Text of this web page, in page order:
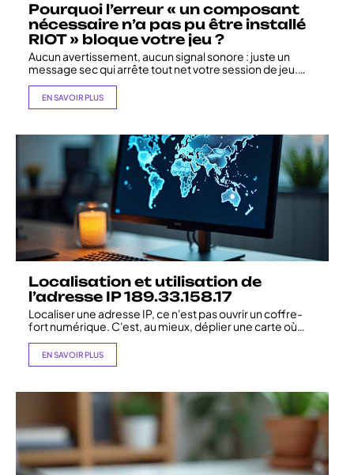
Pourquoi l’erreur « un composant
nécessaire n’a pas pu être installé
RIOT » bloque votre jeu ?
Aucun avertissement, aucun signal sonore : juste un
message sec qui arrête tout net votre session de jeu.…
EN SAVOIR PLUS
Localisation et utilisation de
l’adresse IP 189.33.158.17
Localiser une adresse IP, ce n'est pas ouvrir un coffre-
fort numérique. C'est, au mieux, déplier une carte où…
EN SAVOIR PLUS